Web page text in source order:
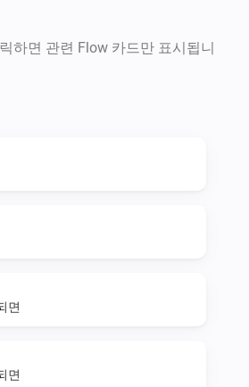
Plus: router functionality
하면 관련 Flow 카드만 표시됩니
면
면